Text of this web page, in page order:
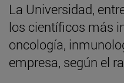
La Universidad,
los científicos más
oncología,
empresa, según el